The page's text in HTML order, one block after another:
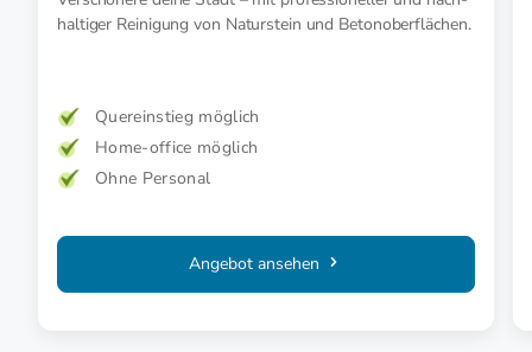
haltiger Reinigung von Naturstein und Betonoberflächen.
Quereinstieg möglich
Home-office möglich
Ohne Personal
Angebot ansehen